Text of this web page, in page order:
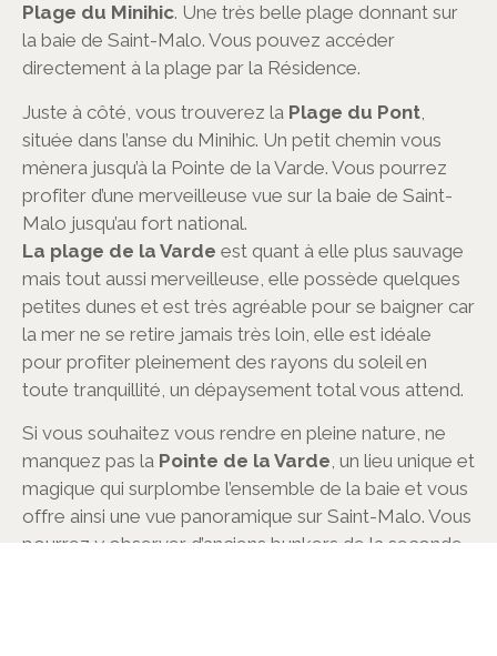
Plage du Minihic. Une très belle plage donnant sur
la baie de Saint-Malo. Vous pouvez accéder
directement à la plage par la Résidence.
Juste à côté, vous trouverez la Plage du Pont
située dans l’anse du Minihic. Un petit chemin vous
mènera jusqu’à la Pointe de la Varde. Vous pourrez
profiter d’une merveilleuse vue sur la baie de Saint-
Malo jusqu’au fort national.
La plage de la Varde est quant à elle plus sauvage
mais tout aussi merveilleuse, elle possède quelques
petites dunes et est très agréable pour se baigner car
la mer ne se retire jamais très loin, elle est idéale
pour profiter pleinement des rayons du soleil en
toute tranquillité, un dépaysement total vous attend.
Si vous souhaitez vous rendre en pleine nature, ne
manquez pas la Pointe de la Varde , un lieu unique et
magique qui surplombe l’ensemble de la baie et vous
offre ainsi une vue panoramique sur Saint-Malo. Vous
pourrez y observer d’anciens bunkers de la seconde